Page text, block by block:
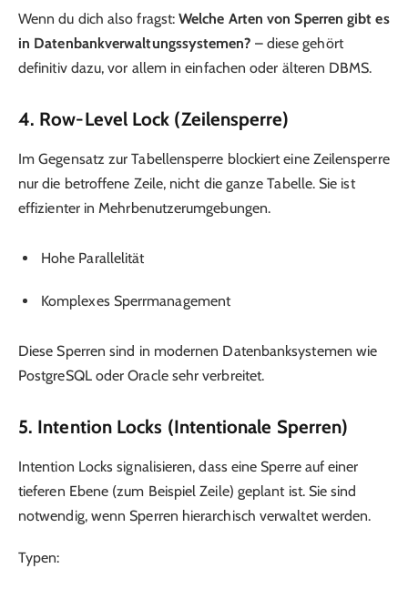
Wenn du dich also fragst:Welche Arten von Sperren gibt es
in Datenbankverwaltungssystemen? – diese gehört
definitiv dazu, vor allem in einfachen oder älteren DBMS.
4. Row-Level Lock (Zeilensperre)
Im Gegensatz zur Tabellensperre blockiert eine Zeilensperre
nur die betroffene Zeile, nicht die ganze Tabelle. Sie ist
effizienter in Mehrbenutzerumgebungen.
Hohe Parallelität
Komplexes Sperrmanagement
Diese Sperren sind in modernen Datenbanksystemen wie
PostgreSQL oder Oracle sehr verbreitet.
5. Intention Locks (Intentionale Sperren)
Intention Locks signalisieren, dass eine Sperre auf einer
tieferen Ebene (zum Beispiel Zeile) geplant ist. Sie sind
notwendig, wenn Sperren hierarchisch verwaltet werden.
Typen: